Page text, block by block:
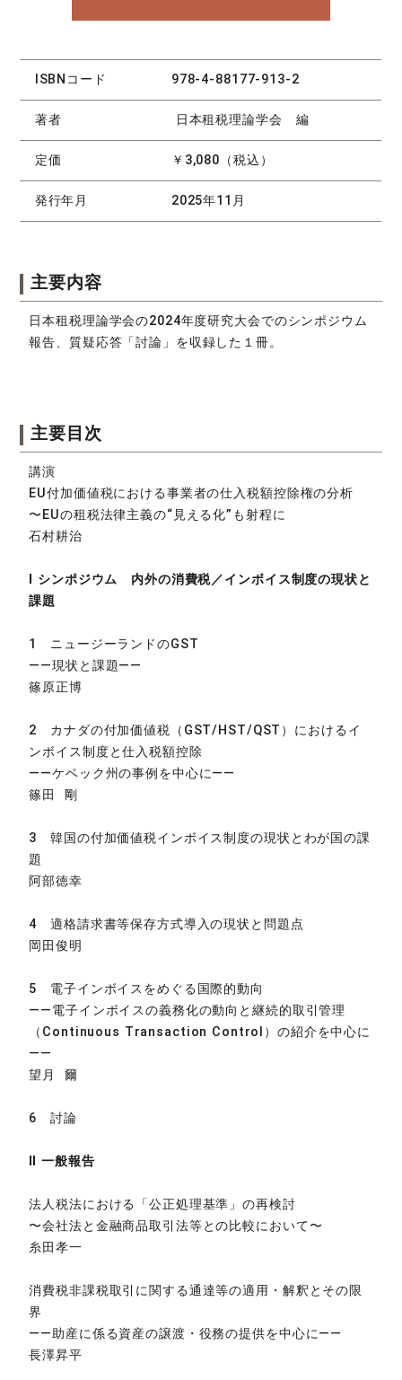
ISBNコード 978-4-88177-913-2
著者 日本租税理論学会 編
定価 ￥3,080（税込）
発行年月 2025年11月
主要内容
日本租税理論学会の2024年度研究大会でのシンポジウム
報告、質疑応答「討論」を収録した１冊。
主要目次
講演
EU付加価値税における事業者の仕入税額控除権の分析
〜EUの租税法律主義の“見える化”も射程に
石村耕治
Ⅰ シンポジウム 内外の消費税／インボイス制度の現状と
課題
1 ニュージーランドのGST
——現状と課題——
篠原正博
2 カナダの付加価値税（GST/HST/QST）におけるイ
ンボイス制度と仕入税額控除
——ケベック州の事例を中心に——
篠田 剛
3 韓国の付加価値税インボイス制度の現状とわが国の課
題
阿部徳幸
4 適格請求書等保存方式導入の現状と問題点
岡田俊明
5 電子インボイスをめぐる国際的動向
——電子インボイスの義務化の動向と継続的取引管理
（Continuous Transaction Control）の紹介を中心に
——
望月 爾
6 討論
Ⅱ 一般報告
法人税法における「公正処理基準」の再検討
〜会社法と金融商品取引法等との比較において〜
糸田孝一
消費税非課税取引に関する通達等の適用・解釈とその限
界
——助産に係る資産の譲渡・役務の提供を中心に——
長澤昇平